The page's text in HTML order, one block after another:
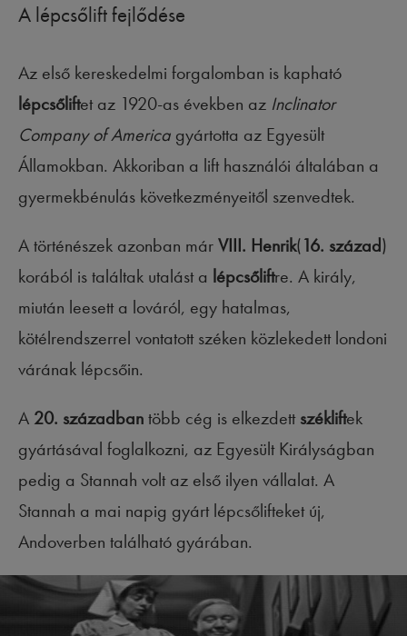
A lépcsőlift fejlődése
Az első kereskedelmi forgalomban is kapható
lépcsőliftet az 1920-as években az Inclinator
Company of America gyártotta az Egyesült
Államokban. Akkoriban a lift használói általában a
gyermekbénulás következményeitől szenvedtek.
A történészek azonban márVIII. Henrik(16. század)
korából is találtak utalást a lépcsőliftre. A király,
miután leesett a lováról, egy hatalmas,
kötélrendszerrel vontatott széken közlekedett londoni
várának lépcsőin.
A 20. századbantöbb cég is elkezdettszékliftek
gyártásával foglalkozni, az Egyesült Királyságban
pedig a Stannah volt az első ilyen vállalat. A
Stannah a mai napig gyárt lépcsőlifteket új,
Andoverben található gyárában.